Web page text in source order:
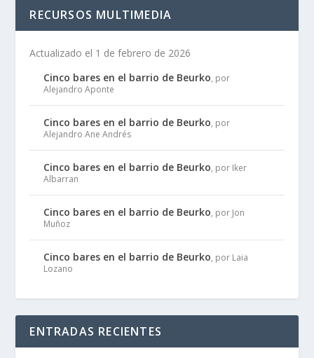
RECURSOS MULTIMEDIA
Actualizado el 1 de febrero de 2026
Cinco bares en el barrio de Beurko, por
Alejandro Aponte
Cinco bares en el barrio de Beurko, por
Alejandro Ane Andrés
Cinco bares en el barrio de Beurko, por Iker
Albarran
Cinco bares en el barrio de Beurko, por Jon
Muñoz
Cinco bares en el barrio de Beurko, por Laia
Lozano
ENTRADAS RECIENTES